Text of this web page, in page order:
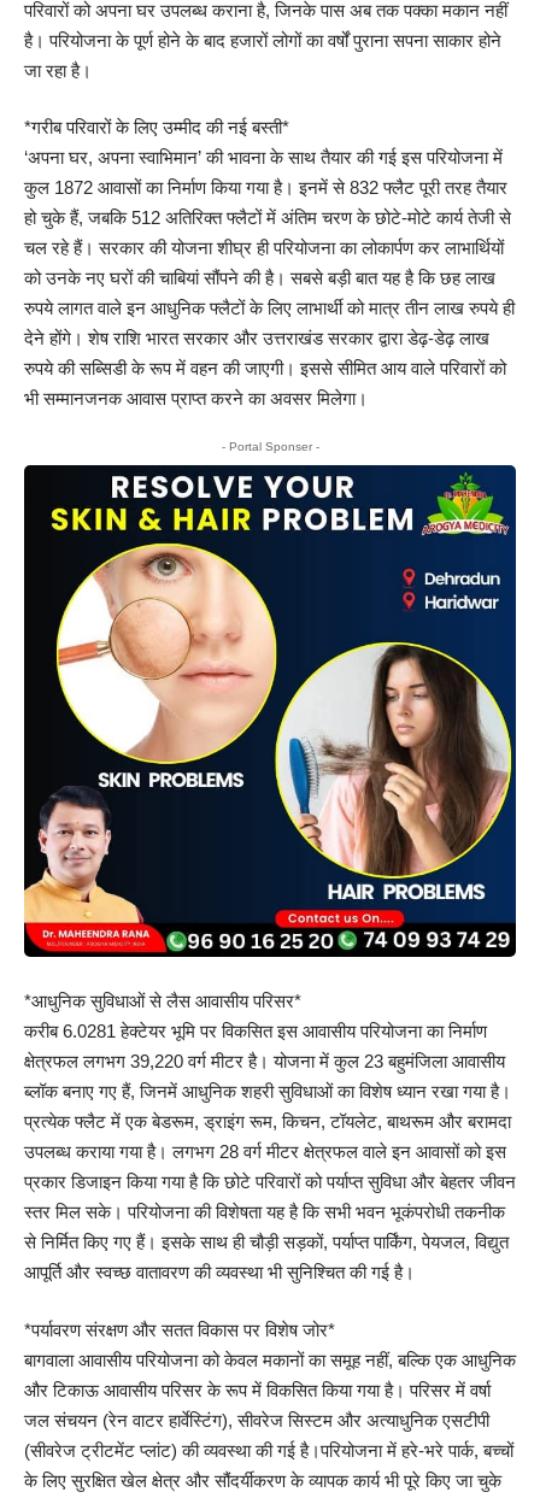
परिवारों को अपना घर उपलब्ध कराना है, जिनके पास अब तक पक्का मकान नहीं
है। परियोजना के पूर्ण होने के बाद हजारों लोगों का वर्षों पुराना सपना साकार होने
जा रहा है।
*गरीब परिवारों के लिए उम्मीद की नई बस्ती*
‘अपना घर, अपना स्वाभिमान’ की भावना के साथ तैयार की गई इस परियोजना में
कुल 1872 आवासों का निर्माण किया गया है। इनमें से 832 फ्लैट पूरी तरह तैयार
हो चुके हैं, जबकि 512 अतिरिक्त फ्लैटों में अंतिम चरण के छोटे-मोटे कार्य तेजी से
चल रहे हैं। सरकार की योजना शीघ्र ही परियोजना का लोकार्पण कर लाभार्थियों
को उनके नए घरों की चाबियां सौंपने की है। सबसे बड़ी बात यह है कि छह लाख
रुपये लागत वाले इन आधुनिक फ्लैटों के लिए लाभार्थी को मात्र तीन लाख रुपये ही
देने होंगे। शेष राशि भारत सरकार और उत्तराखंड सरकार द्वारा डेढ़-डेढ़ लाख
रुपये की सब्सिडी के रूप में वहन की जाएगी। इससे सीमित आय वाले परिवारों को
भी सम्मानजनक आवास प्राप्त करने का अवसर मिलेगा।
- Portal Sponser -
*आधुनिक सुविधाओं से लैस आवासीय परिसर*
करीब 6.0281 हेक्टेयर भूमि पर विकसित इस आवासीय परियोजना का निर्माण
क्षेत्रफल लगभग 39,220 वर्ग मीटर है। योजना में कुल 23 बहुमंजिला आवासीय
ब्लॉक बनाए गए हैं, जिनमें आधुनिक शहरी सुविधाओं का विशेष ध्यान रखा गया है।
प्रत्येक फ्लैट में एक बेडरूम, ड्राइंग रूम, किचन, टॉयलेट, बाथरूम और बरामदा
उपलब्ध कराया गया है। लगभग 28 वर्ग मीटर क्षेत्रफल वाले इन आवासों को इस
प्रकार डिजाइन किया गया है कि छोटे परिवारों को पर्याप्त सुविधा और बेहतर जीवन
स्तर मिल सके। परियोजना की विशेषता यह है कि सभी भवन भूकंपरोधी तकनीक
से निर्मित किए गए हैं। इसके साथ ही चौड़ी सड़कों, पर्याप्त पार्किंग, पेयजल, विद्युत
आपूर्ति और स्वच्छ वातावरण की व्यवस्था भी सुनिश्चित की गई है।
*पर्यावरण संरक्षण और सतत विकास पर विशेष जोर*
बागवाला आवासीय परियोजना को केवल मकानों का समूह नहीं, बल्कि एक आधुनिक
और टिकाऊ आवासीय परिसर के रूप में विकसित किया गया है। परिसर में वर्षा
जल संचयन (रेन वाटर हार्वेस्टिंग), सीवरेज सिस्टम और अत्याधुनिक एसटीपी
(सीवरेज ट्रीटमेंट प्लांट) की व्यवस्था की गई है।परियोजना में हरे-भरे पार्क, बच्चों
के लिए सुरक्षित खेल क्षेत्र और सौंदर्यीकरण के व्यापक कार्य भी पूरे किए जा चुके